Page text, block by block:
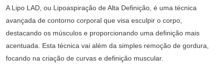
A Lipo LAD, ou Lipoaspiração de Alta Definição, é uma técnica
avançada de contorno corporal que visa esculpir o corpo,
destacando os músculos e proporcionando uma definição mais
acentuada. Esta técnica vai além da simples remoção de gordura,
focando na criação de curvas e definição muscular.